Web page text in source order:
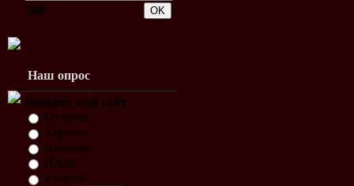
300
Наш опрос
Оцените мой сайт
Отлично
Хорошо
Неплохо
Плохо
Ужасно